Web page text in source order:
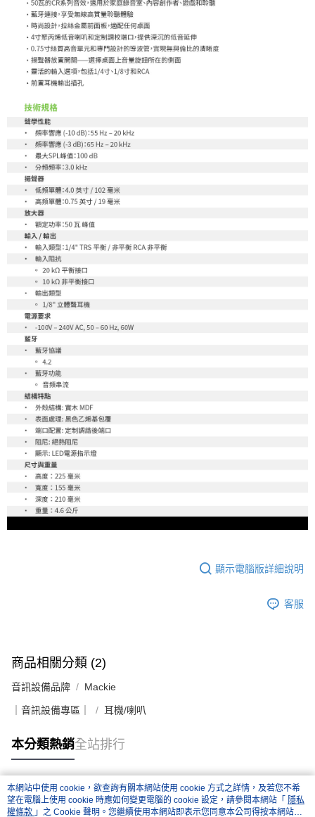
顯示電腦版詳細說明
客服
商品相關分類 (2)
音訊設備品牌 Mackie
｜音訊設備專區｜ 耳機/喇叭
本分類熱銷全站排行
熱門標籤
本網站中使用 cookie，欲查詢有關本網站使用 cookie 方式之詳情，及若您不希
望在電腦上使用 cookie 時應如何變更電腦的 cookie 設定，請參閱本網站「 隱私
權條款 」之 Cookie 聲明。您繼續使用本網站即表示您同意本公司得按本網站使